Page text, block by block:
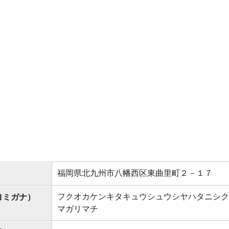
福岡県北九州市八幡西区東曲里町２－１７
ガナ）
フクオカケンキタキュウシュウシヤハタニシ
マガリマチ